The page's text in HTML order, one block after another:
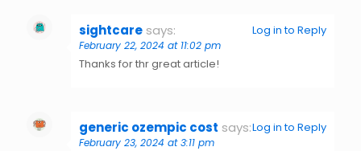
sightcare says:
February 22, 2024 at 11:02 pm
Thanks for thr great article!
Log in to Reply
generic ozempic cost says:
February 23, 2024 at 3:11 pm
Log in to Reply